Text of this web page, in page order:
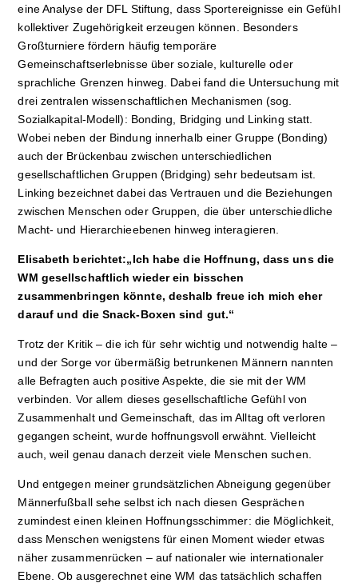
eine Analyse der DFL Stiftung, dass Sportereignisse ein Gefühl
kollektiver Zugehörigkeit erzeugen können. Besonders
Großturniere fördern häufig temporäre
Gemeinschaftserlebnisse über soziale, kulturelle oder
sprachliche Grenzen hinweg. Dabei fand die Untersuchung mit
drei zentralen wissenschaftlichen Mechanismen (sog.
Sozialkapital-Modell): Bonding, Bridging und Linking statt.
Wobei neben der Bindung innerhalb einer Gruppe (Bonding)
auch der Brückenbau zwischen unterschiedlichen
gesellschaftlichen Gruppen (Bridging) sehr bedeutsam ist.
Linking bezeichnet dabei das Vertrauen und die Beziehungen
zwischen Menschen oder Gruppen, die über unterschiedliche
Macht- und Hierarchieebenen hinweg interagieren.
Elisabeth berichtet:„Ich habe die Hoffnung, dass uns die
WM gesellschaftlich wieder ein bisschen
zusammenbringen könnte, deshalb freue ich mich eher
darauf und die Snack-Boxen sind gut.“
Trotz der Kritik – die ich für sehr wichtig und notwendig halte –
und der Sorge vor übermäßig betrunkenen Männern nannten
alle Befragten auch positive Aspekte, die sie mit der WM
verbinden. Vor allem dieses gesellschaftliche Gefühl von
Zusammenhalt und Gemeinschaft, das im Alltag oft verloren
gegangen scheint, wurde hoffnungsvoll erwähnt. Vielleicht
auch, weil genau danach derzeit viele Menschen suchen.
Und entgegen meiner grundsätzlichen Abneigung gegenüber
Männerfußball sehe selbst ich nach diesen Gesprächen
zumindest einen kleinen Hoffnungsschimmer: die Möglichkeit,
dass Menschen wenigstens für einen Moment wieder etwas
näher zusammenrücken – auf nationaler wie internationaler
Ebene. Ob ausgerechnet eine WM das tatsächlich schaffen